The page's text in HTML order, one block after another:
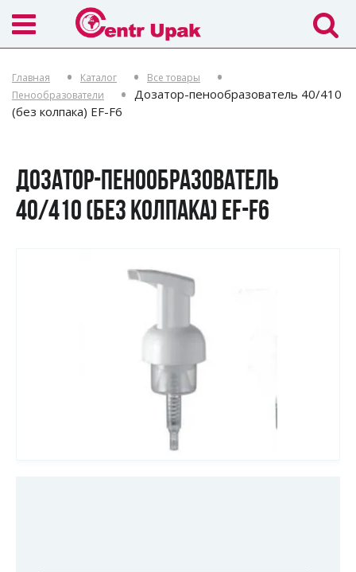
Главная Каталог
Все товары
Пенообразователи
Дозатор-пенообразователь 40/410
(без колпака) EF-F6
ДОЗАТОР-ПЕНООБРАЗОВАТЕЛЬ
40/410 (БЕЗ КОЛПАКА) EF-F6